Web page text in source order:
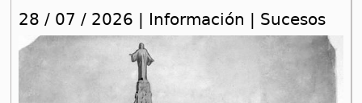
28 / 07 / 2026 | Información | Sucesos